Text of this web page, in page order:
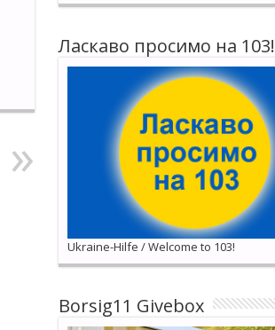
Ласкаво просимо на 103!
Ukraine-Hilfe / Welcome to 103!
Borsig11 Givebox